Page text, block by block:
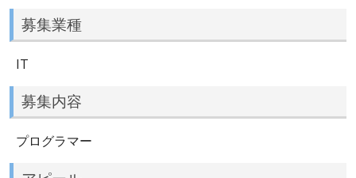
募集業種
IT
募集内容
プログラマー